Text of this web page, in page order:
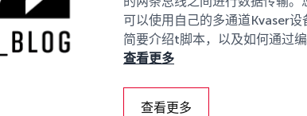
可以使用自己的多通道Kvaser
简要介绍t脚本，以及如何通过
查看更多
查看更多